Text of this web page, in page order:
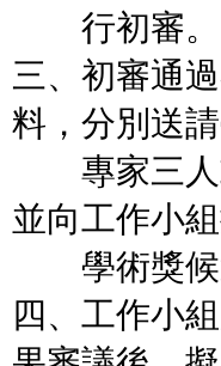
行初審。
三、初審通
料，分別送請
專家三人
並向工作小
學術獎候
四、工作小